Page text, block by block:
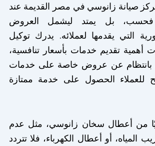
صيانة زانوسي في مصر القديمة عند
فحسب، بل يمتد ليشمل العروض
التي يقدمها لعملائه. يدرك توكيل
أهمية تقديم خدمات بأسعار تنافسية،
بانتظام عن عروض خاصة على خدمات
للعملاء الحصول على خدمة ممتازة
من أعطال سخان زانوسي، مثل عدم
المياه، أو أعطال الكهرباء، فلا تتردد